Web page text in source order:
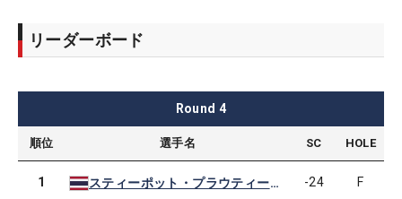
リーダーボード
Round 4
順位 選手名 SC HOLE
1 スティーポット・プラウティープティエンチャイ -24 F